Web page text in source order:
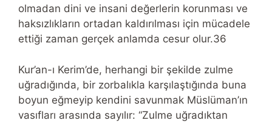
olmadan dini ve insani değerlerin korunması ve
haksızlıkların ortadan kaldırılması için mücadele
ettiği zaman gerçek anlamda cesur olur.36
Kur’an-ı Kerim’de, herhangi bir şekilde zulme
uğradığında, bir zorbalıkla karşılaştığında buna
boyun eğmeyip kendini savunmak Müslüman’ın
vasıfları arasında sayılır: “Zulme uğradıktan